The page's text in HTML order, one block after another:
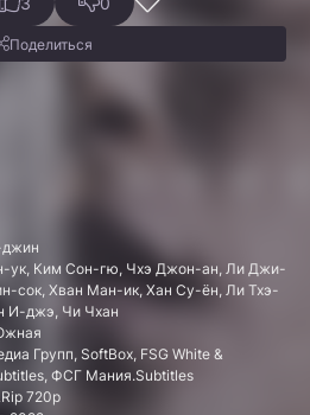
Поделиться
ук, Ким Сон-гю, Чхэ Джон-ан, Ли Джи-
сок, Хван Ман-ик, Хан Су-ён, Ли Тхэ-
И-джэ, Чи Чхан
Групп, SoftBox, FSG White &
ФСГ Мания.Subtitles
720p